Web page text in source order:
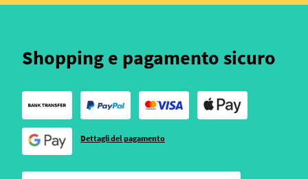
Shopping e pagamento sicuro
Dettagli del pagamento